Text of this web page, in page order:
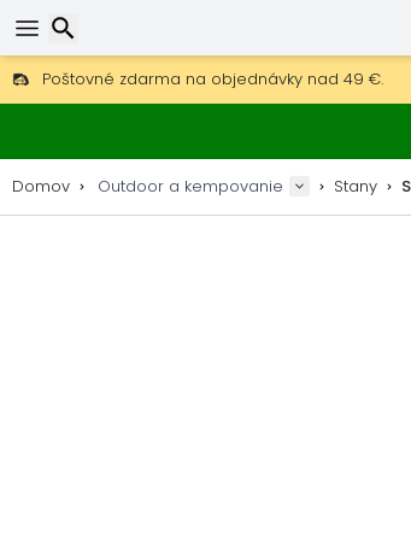
Poštovné zdarma na objednávky nad 49 €.
30 dní na vrátenie, 90 dní na drevené mapy a
Najlepšie ceny na outdoor vybavenie a
Domov Outdoor a kempovanie Stany